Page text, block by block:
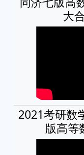
大
2021考研数
版高等